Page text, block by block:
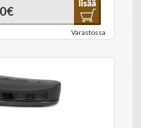
Varastossa